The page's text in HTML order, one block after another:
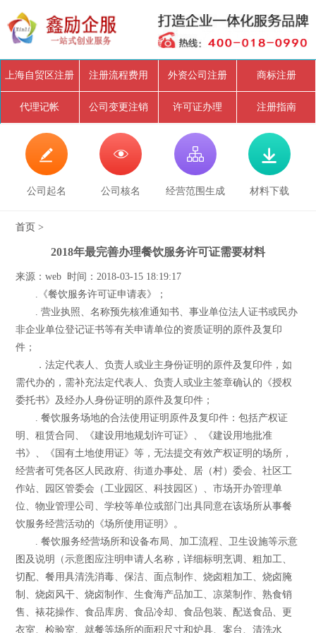
上海自贸区注册 注册流程费用 外资公司注册 商标注册
代理记帐 公司变更注销 许可证办理 注册指南

公司起名

公司核名

经营范围生成

材料下载
首页 >
2018年最完善办理餐饮服务许可证需要材料
来源：web 时间：2018-03-15 18:19:17
.《餐饮服务许可证申请表》；
. 营业执照、名称预先核准通知书、事业单位法人证书或民办
非企业单位登记证书等有关申请单位的资质证明的原件及复印
件；
．法定代表人、负责人或业主身份证明的原件及复印件，如
需代办的，需补充法定代表人、负责人或业主签章确认的《授权
委托书》及经办人身份证明的原件及复印件；
. 餐饮服务场地的合法使用证明原件及复印件：包括产权证
明、租赁合同、《建设用地规划许可证》、《建设用地批准
书》、《国有土地使用证》等，无法提交有效产权证明的场所，
经营者可凭各区人民政府、街道办事处、居（村）委会、社区工
作站、园区管委会（工业园区、科技园区）、市场开办管理单
位、物业管理公司、学校等单位或部门出具同意在该场所从事餐
饮服务经营活动的《场所使用证明》。
. 餐饮服务经营场所和设备布局、加工流程、卫生设施等示意
图及说明（示意图应注明申请人名称，详细标明烹调、粗加工、
切配、餐用具清洗消毒、保洁、面点制作、烧卤粗加工、烧卤腌
制、烧卤风干、烧卤制作、生食海产品加工、凉菜制作、熟食销
售、裱花操作、食品库房、食品冷却、食品包装、配送食品、更
衣室、检验室、就餐等场所的面积尺寸和炉具、案台、清洗水